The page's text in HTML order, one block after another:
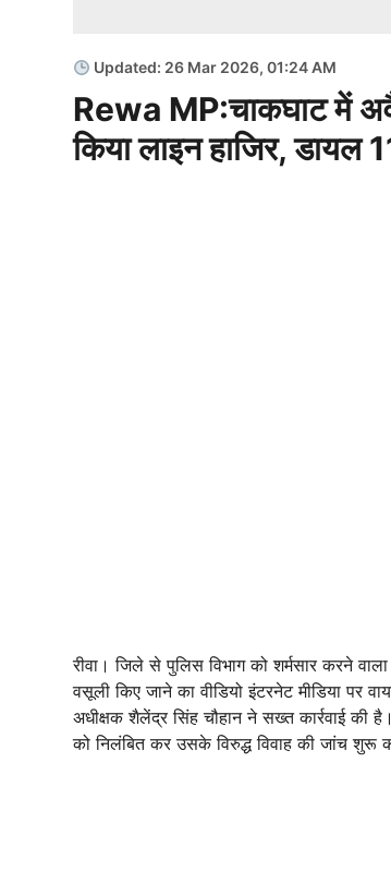
Updated: 26 Mar 2026, 01:24 AM
Rewa MP:चाकघाट में
किया लाइन हाजिर, डायल
रीवा। जिले से पुलिस विभाग को शर्मसार करने
वसूली किए जाने का वीडियो इंटरनेट मीडिया पर
अधीक्षक शैलेंद्र सिंह चौहान ने सख्त कार्रवाई की
को निलंबित कर उसके विरुद्ध विवाह की जांच शुरू